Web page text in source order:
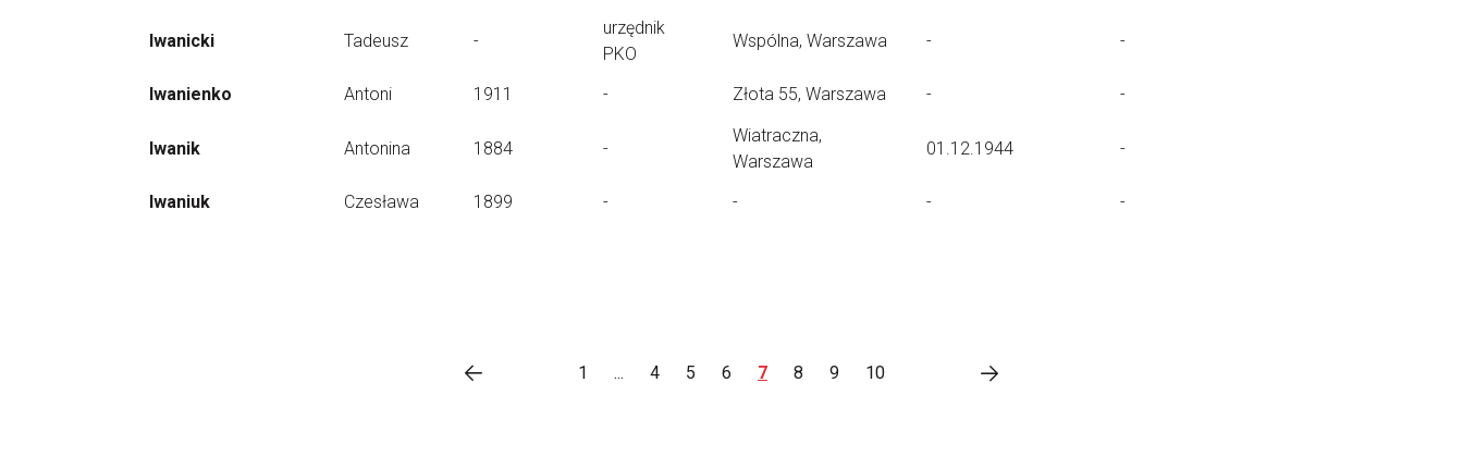
Iwanicki Tadeusz -
urzędnik
PKO
Wspólna, Warszawa - -
Iwanienko Antoni 1911 - Złota 55, Warszawa - -
Iwanik Antonina 1884 -
Wiatraczna,
Warszawa
01.12.1944 -
Iwaniuk Czesława 1899 - - - -
1 ... 4 5 6 7 8 9 10